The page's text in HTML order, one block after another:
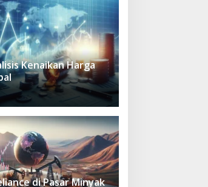
Kenaikan Harga
di Pasar Minyak